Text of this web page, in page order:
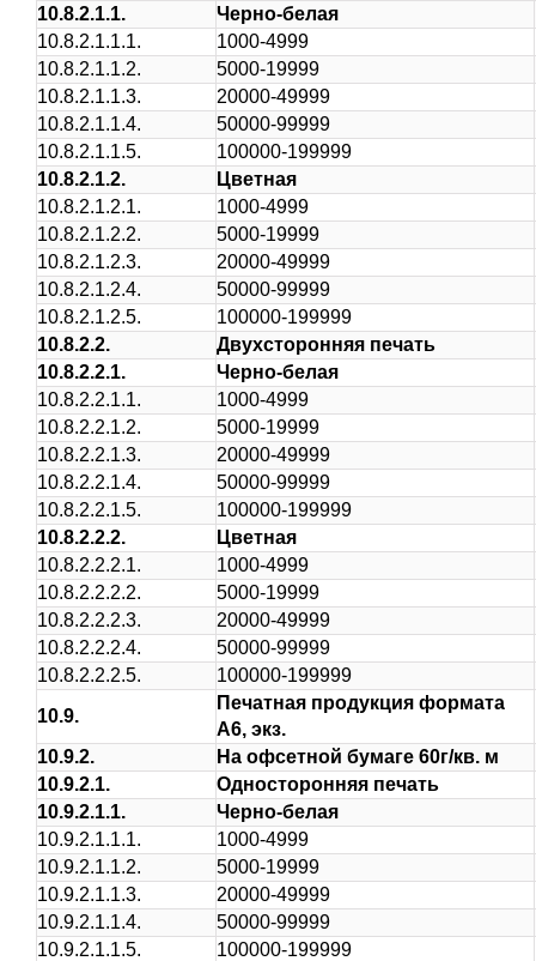
10.8.2.1.1.
Черно-белая
10.8.2.1.1.1.
1000-4999
10.8.2.1.1.2.
5000-19999
10.8.2.1.1.3.
20000-49999
10.8.2.1.1.4.
50000-99999
10.8.2.1.1.5.
100000-199999
10.8.2.1.2.
Цветная
10.8.2.1.2.1.
1000-4999
10.8.2.1.2.2.
5000-19999
10.8.2.1.2.3.
20000-49999
10.8.2.1.2.4.
50000-99999
10.8.2.1.2.5.
100000-199999
10.8.2.2.
Двухсторонняя печать
10.8.2.2.1.
Черно-белая
10.8.2.2.1.1.
1000-4999
10.8.2.2.1.2.
5000-19999
10.8.2.2.1.3.
20000-49999
10.8.2.2.1.4.
50000-99999
10.8.2.2.1.5.
100000-199999
10.8.2.2.2.
Цветная
10.8.2.2.2.1.
1000-4999
10.8.2.2.2.2.
5000-19999
10.8.2.2.2.3.
20000-49999
10.8.2.2.2.4.
50000-99999
10.8.2.2.2.5.
100000-199999
10.9.
Печатная продукция формата
А6, экз.
10.9.2.
На офсетной бумаге 60г/кв. м
10.9.2.1.
Односторонняя печать
10.9.2.1.1.
Черно-белая
10.9.2.1.1.1.
1000-4999
10.9.2.1.1.2.
5000-19999
10.9.2.1.1.3.
20000-49999
10.9.2.1.1.4.
50000-99999
10.9.2.1.1.5.
100000-199999